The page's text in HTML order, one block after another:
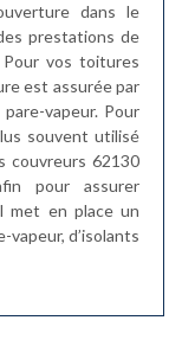
dans le
prestations de
vos toitures
est assurée par
vapeur. Pour
souvent utilisé
couvreurs 62130
pour assurer
met en place un
vapeur, d’isolants